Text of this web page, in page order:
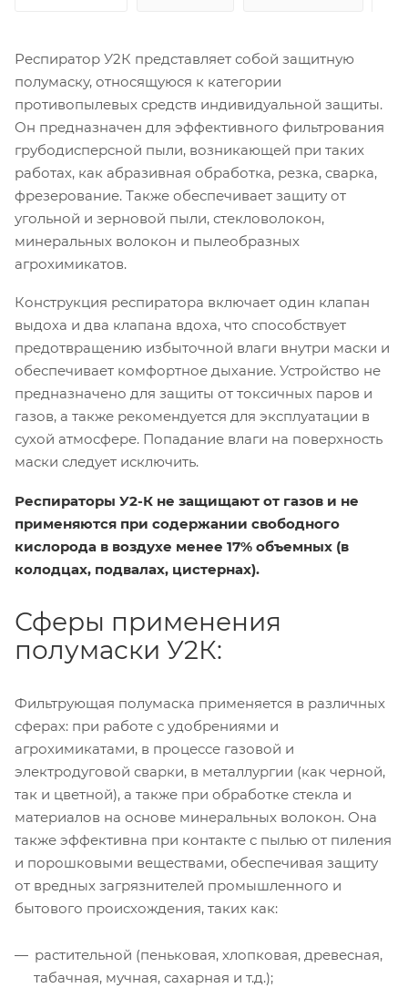
Респиратор У2К представляет собой защитную
полумаску, относящуюся к категории
противопылевых средств индивидуальной защиты.
Он предназначен для эффективного фильтрования
грубодисперсной пыли, возникающей при таких
работах, как абразивная обработка, резка, сварка,
фрезерование. Также обеспечивает защиту от
угольной и зерновой пыли, стекловолокон,
минеральных волокон и пылеобразных
агрохимикатов.
Конструкция респиратора включает один клапан
выдоха и два клапана вдоха, что способствует
предотвращению избыточной влаги внутри маски и
обеспечивает комфортное дыхание. Устройство не
предназначено для защиты от токсичных паров и
газов, а также рекомендуется для эксплуатации в
сухой атмосфере. Попадание влаги на поверхность
маски следует исключить.
Респираторы У2-К не защищают от газов и не
применяются при содержании свободного
кислорода в воздухе менее 17% объемных (в
колодцах, подвалах, цистернах).
Сферы применения
полумаски У2К:
Фильтрующая полумаска применяется в различных
сферах: при работе с удобрениями и
агрохимикатами, в процессе газовой и
электродуговой сварки, в металлургии (как черной,
так и цветной), а также при обработке стекла и
материалов на основе минеральных волокон. Она
также эффективна при контакте с пылью от пиления
и порошковыми веществами, обеспечивая защиту
от вредных загрязнителей промышленного и
бытового происхождения, таких как:
растительной (пеньковая, хлопковая, древесная,
табачная, мучная, сахарная и т.д.);